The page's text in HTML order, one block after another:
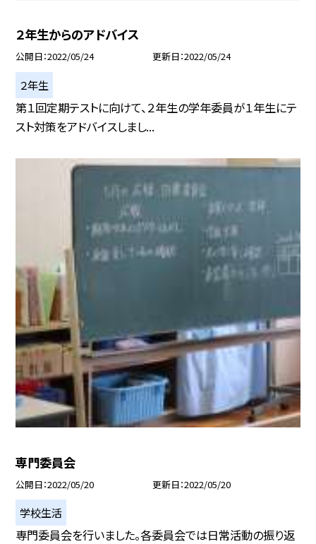
２年生からのアドバイス
公開日 2022/05/24 更新日 2022/05/24
２年生
第１回定期テストに向けて、２年生の学年委員が１年生にテ
スト対策をアドバイスしまし...
専門委員会
公開日 2022/05/20 更新日 2022/05/20
学校生活
専門委員会を行いました。各委員会では日常活動の振り返